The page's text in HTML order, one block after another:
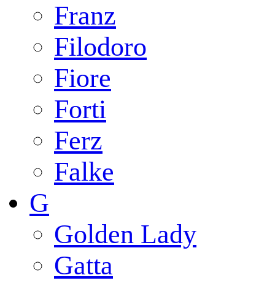
Franz
Filodoro
Fiore
Forti
Ferz
Falke
G
Golden Lady
Gatta